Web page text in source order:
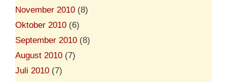
November 2010 (8)
Oktober 2010 (6)
September 2010 (8)
August 2010 (7)
Juli 2010 (7)